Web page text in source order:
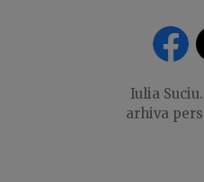
Iulia
arhiva